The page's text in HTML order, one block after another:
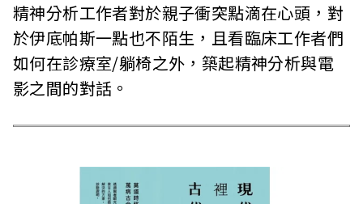
精神分析工作者對於親子衝突點滴在心頭，對
於伊底帕斯一點也不陌生，且看臨床工作者們
如何在診療室/躺椅之外，築起精神分析與電
影之間的對話。